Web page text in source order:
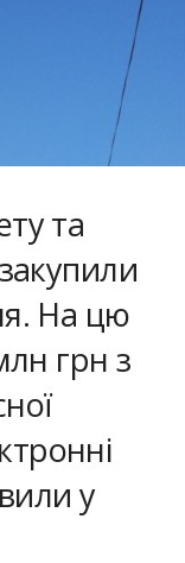
та
На цю
грн з
у